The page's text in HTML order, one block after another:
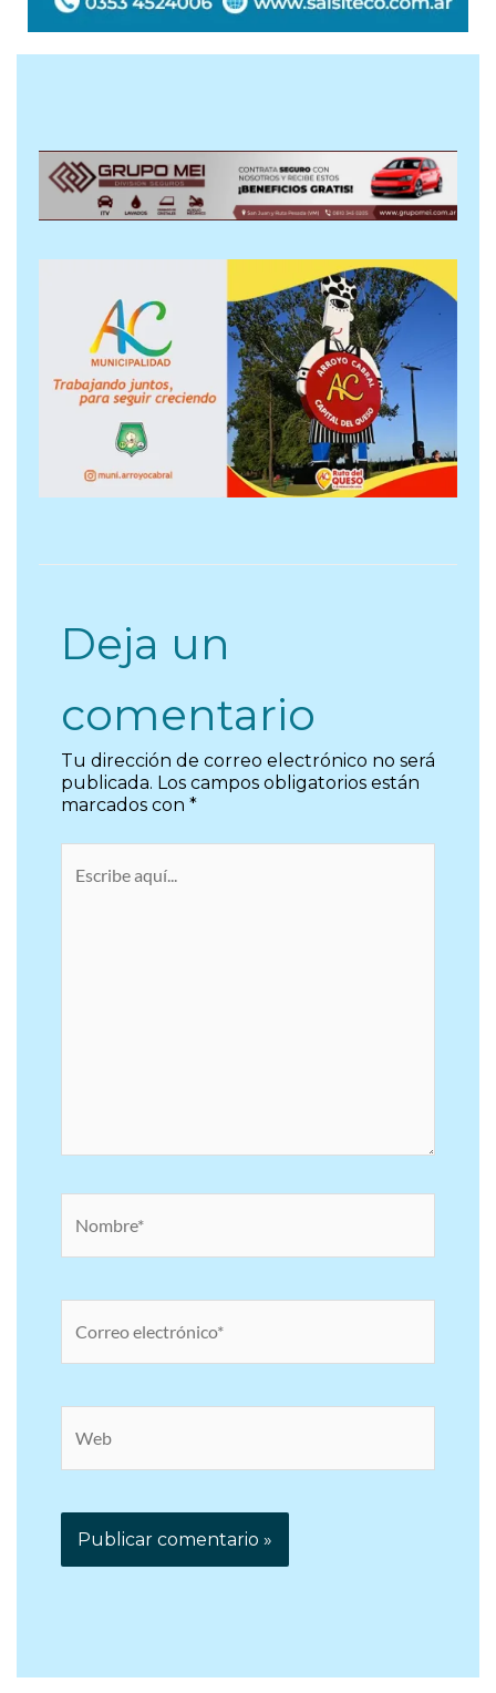
Deja un
comentario
Tu dirección de correo electrónico no será
publicada. Los campos obligatorios están
marcados con *
electrónico*